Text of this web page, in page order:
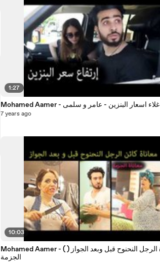
1:27
Mohamed Aamer - غلاء اسعار البنزين - عامر و سلمى
7 years ago
10:03
Mohamed Aamer - ( معاناة الرجل النحنوح قبل وبعد الجواز (
الجزمة